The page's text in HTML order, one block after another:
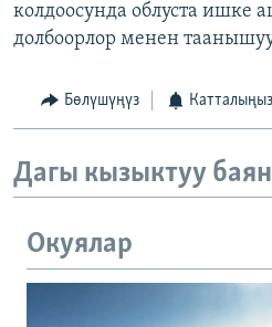
колдоосунда облуста
долбоорлор менен
Бөлүшүңүз Катталыңыз
Дагы кызыктуу
Окуялар